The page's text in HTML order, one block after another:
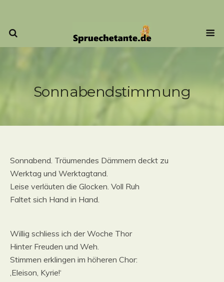
Sonnabendstimmung
Sonnabend. Träumendes Dämmern deckt zu
Werktag und Werktagtand.
Leise verläuten die Glocken. Voll Ruh
Faltet sich Hand in Hand.
Willig schliess ich der Woche Thor
Hinter Freuden und Weh.
Stimmen erklingen im höheren Chor:
,Eleison, Kyrie!‘